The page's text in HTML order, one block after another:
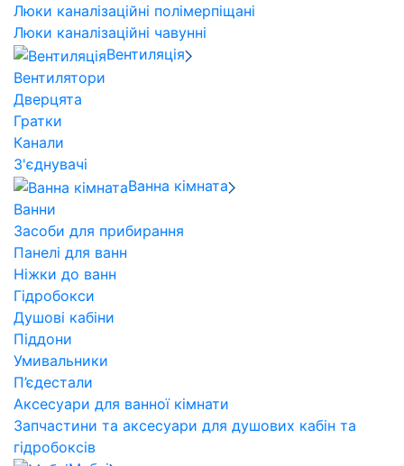
Люки каналізаційні полімерпіщані
Люки каналізаційні чавунні
Вентиляція
Вентилятори
Дверцята
Гратки
Канали
З'єднувачі
Ванна кімната
Ванни
Засоби для прибирання
Панелі для ванн
Ніжки до ванн
Гідробокси
Душові кабіни
Піддони
Умивальники
П’єдестали
Аксесуари для ванної кімнати
Запчастини та аксесуари для душових кабін та
гідробоксів